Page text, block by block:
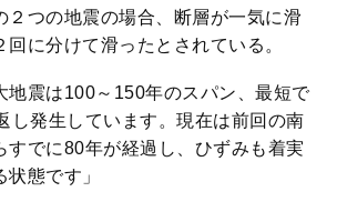
２つの地震の場合、断層が一気に滑
回に分けて滑ったとされている。
地震は100～150年のスパン、最短で
し発生しています。現在は前回の南
すでに80年が経過し、ひずみも着実
態です」